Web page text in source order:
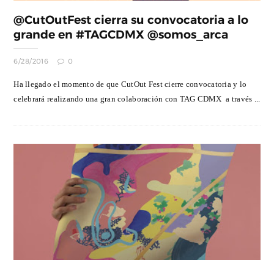
@CutOutFest cierra su convocatoria a lo
grande en #TAGCDMX @somos_arca
6/28/2016 0
Ha llegado el momento de que CutOut Fest cierre convocatoria y lo
celebrará realizando una gran colaboración con TAG CDMX a través ...